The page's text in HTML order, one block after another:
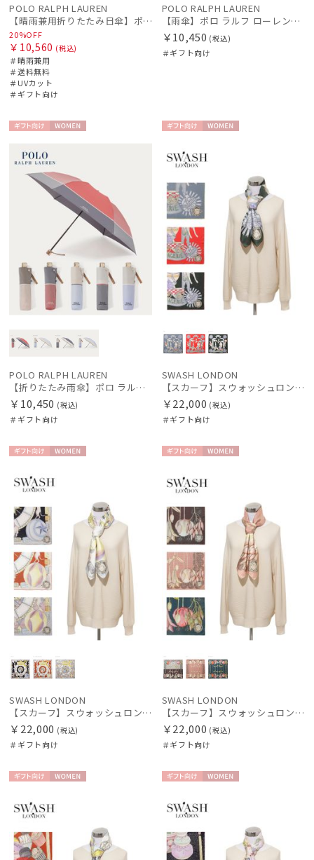
POLO RALPH LAUREN
【晴雨兼用折りたたみ日傘】ポロ ラルフ ローレン (POLO RALPH LAUREN) 無地POLOPONY刺繍 遮光 遮熱 UV
20%OFF
￥10,560 (税込)
＃晴雨兼用
＃送料無料
＃UVカット
＃ギフト向け
POLO RALPH LAUREN
【雨傘】ポロ ラルフ ローレン（POLO RALPH LAUREN）バイカラーツイルロゴ刺繍
￥10,450 (税込)
＃ギフト向け
向け
POLO RALPH LAUREN
【折りたたみ雨傘】ポロ ラルフ ローレン（POLO RALPH LAUREN）バイカラーツイルロゴ刺繍
￥10,450 (税込)
＃ギフト向け
向け
N
SWASH LONDON
【スカーフ】スウォッシュロンドン (SWASH LONDON) Travelling Troupe 88×88 シルク 日本製
￥22,000 (税込)
＃ギフト向け
向け
N
SWASH LONDON
【スカーフ】スウォッシュロンドン (SWASH LONDON) Showtime 88×88 シルク 日本製
￥22,000 (税込)
＃ギフト向け
向け
N
SWASH LONDON
【スカーフ】スウォッシュロンドン (SWASH LONDON) Garden Act 88×88 シルク 日本製
￥22,000 (税込)
＃ギフト向け
向け
N
向け
N